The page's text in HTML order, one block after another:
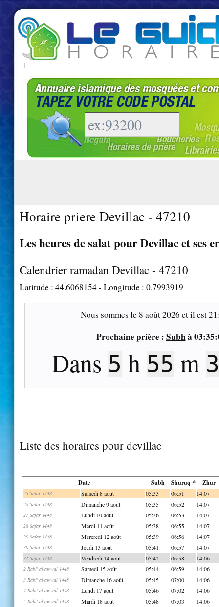
|
Horaire priere Devillac - 47210
Les heures de salat pour Devillac et ses
Calendrier ramadan Devillac - 47210
Latitude : 44.6068154- Longitude : 0.7993919
Nous sommes le 8 août 2026 et il est
Prochaine prière : Subhà
Dans 5 h 55 m
Liste des horaires pour devillac
Date Subh Shuruq * Zhur
25 Safar 1448 Samedi 8 août 05:33 06:51 14:07
26 Safar 1448 Dimanche 9 août 05:35 06:52 14:07
27 Safar 1448 Lundi 10 août 05:36 06:53 14:07
28 Safar 1448 Mardi 11 août 05:38 06:55 14:07
29 Safar 1448 Mercredi 12 août 05:39 06:56 14:07
30 Safar 1448 Jeudi 13 août 05:41 06:57 14:07
31 Safar 1448 Vendredi 14 août 05:42 06:58 14:06
2 Rabi' al-awwal 1448 Samedi 15 août 05:44 06:59 14:06
3 Rabi' al-awwal 1448 Dimanche 16 août 05:45 07:00 14:06
4 Rabi' al-awwal 1448 Lundi 17 août 05:46 07:02 14:06
5 Rabi' al-awwal 1448 Mardi 18 août 05:48 07:03 14:06